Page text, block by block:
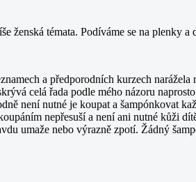
ženská témata. Podíváme se na plenky
a předporodních kurzech
celá řada podle mého názoru
není nutné je koupat a šampónkovat
nepřesuší a není ani nutné kůži
umaže nebo výrazně zpotí. Žádný